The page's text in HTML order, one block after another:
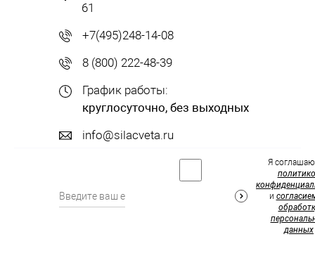
61
+7(495)248-14-08
8 (800) 222-48-39
График работы:
круглосуточно, без выходных
info@silacveta.ru
Я
и
данных